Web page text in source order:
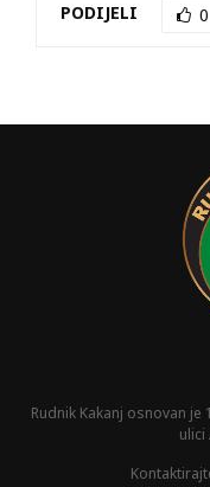
PODIJELI 0
Rudnik Kakanj osnovan je
ulici